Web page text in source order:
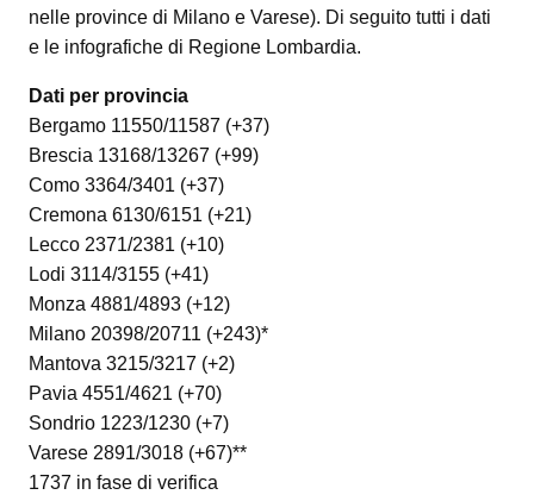
nelle province di Milano e Varese). Di seguito tutti i dati
e le infografiche di Regione Lombardia.
Dati per provincia
Bergamo 11550/11587 (+37)
Brescia 13168/13267 (+99)
Como 3364/3401 (+37)
Cremona 6130/6151 (+21)
Lecco 2371/2381 (+10)
Lodi 3114/3155 (+41)
Monza 4881/4893 (+12)
Milano 20398/20711 (+243)*
Mantova 3215/3217 (+2)
Pavia 4551/4621 (+70)
Sondrio 1223/1230 (+7)
Varese 2891/3018 (+67)**
1737 in fase di verifica